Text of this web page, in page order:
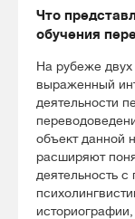
Что
обучения
На рубеже двух
выраженный
деятельности
объект данной
расширяют
деятельность с